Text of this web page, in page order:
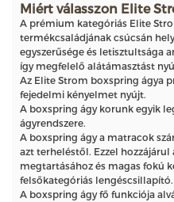
Miért válasszon Elite
A prémium kategóriás Elite
termékcsaládjának csúcsán
egyszerűsége és letisztultsága
így megfelelő alátámasztást
Az Elite Strom boxspring ágya
fejedelmi kényelmet nyújt.
A boxspring ágy korunk egyik
ágyrendszere.
A boxspring ágy a matracok
azt terheléstől. Ezzel
megtartásához és magas fokú
felsőkategóriás lengéscsillapító.
A boxspring ágy fő funkciója